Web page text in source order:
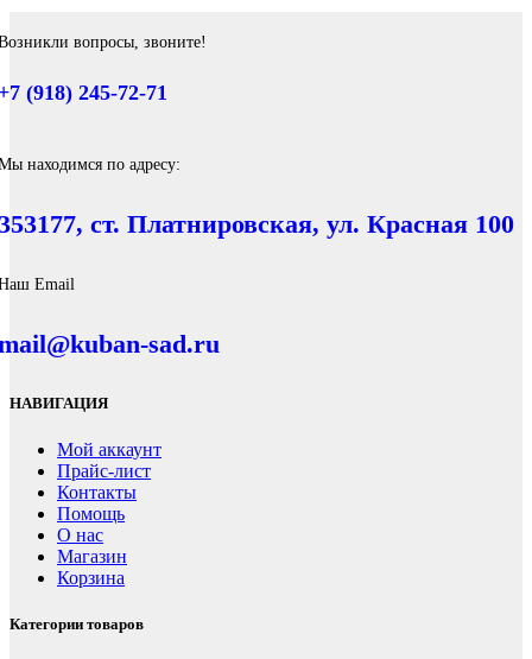
вопросы, звоните!
(918) 245-72-71
находимся по адресу:
ст. Платнировская, ул. Красная 100
Email
sad.ru
НАВИГАЦИЯ
Мой аккаунт
Прайс-лист
Контакты
Помощь
О нас
Магазин
Корзина
Категории товаров